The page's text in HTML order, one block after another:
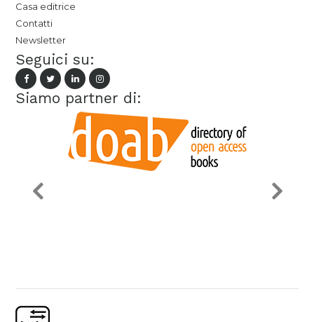
Casa editrice
Contatti
Newsletter
Seguici su:
Siamo partner di: